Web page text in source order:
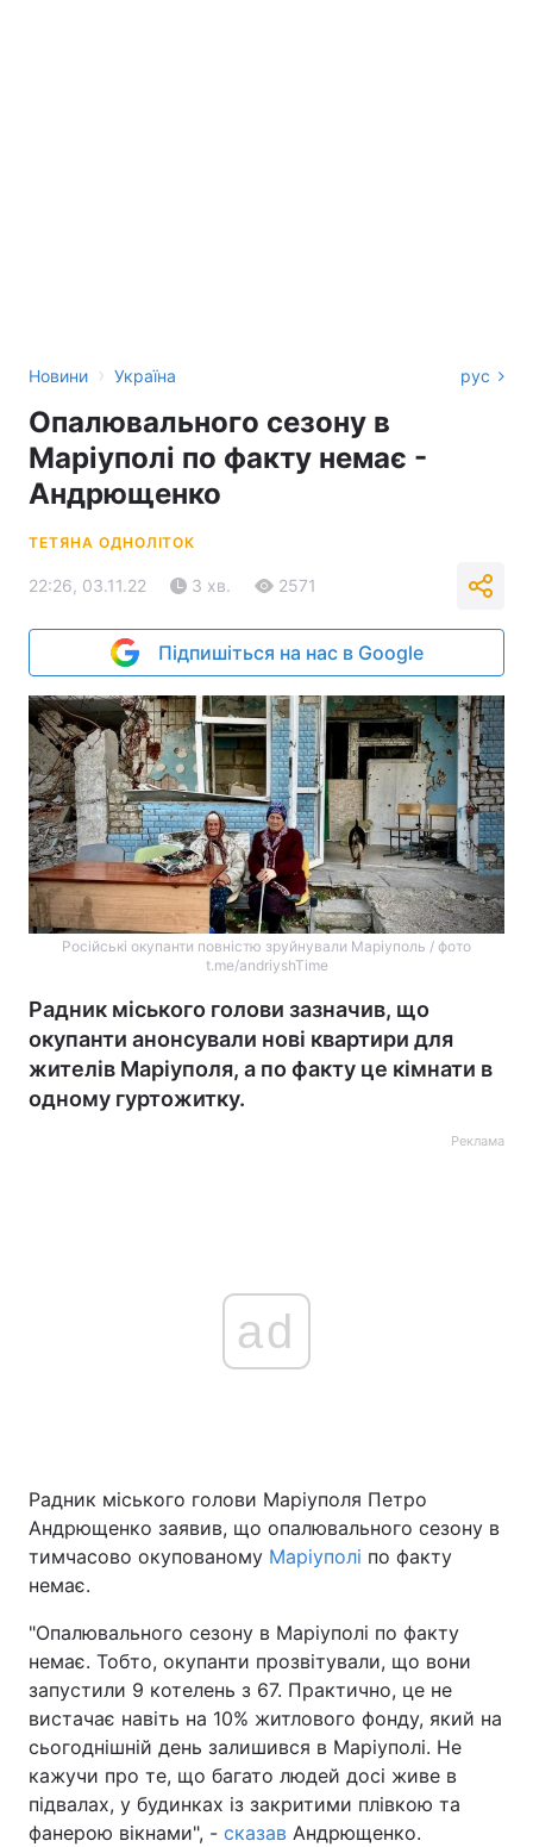
Новини › Україна рус
Опалювального сезону в
Маріуполі по факту немає -
Андрющенко
ТЕТЯНА ОДНОЛІТОК
22:26, 03.11.22 3 хв. 2571
Підпишіться на нас в Google
Російські окупанти повністю зруйнували Маріуполь / фото
t.me/andriyshTime
Радник міського голови зазначив, що
окупанти анонсували нові квартири для
жителів Маріуполя, а по факту це кімнати в
одному гуртожитку.
Реклама
ad
Радник міського голови Маріуполя Петро
Андрющенко заявив, що опалювального сезону в
тимчасово окупованому Маріуполі по факту
немає.
"Опалювального сезону в Маріуполі по факту
немає. Тобто, окупанти прозвітували, що вони
запустили 9 котелень з 67. Практично, це не
вистачає навіть на 10% житлового фонду, який на
сьогоднішній день залишився в Маріуполі. Не
кажучи про те, що багато людей досі живе в
підвалах, у будинках із закритими плівкою та
фанерою вікнами", - сказав Андрющенко.